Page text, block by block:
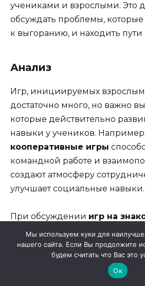
учениками и взрослыми. Это
обсуждать проблемы, которые
к выгоранию, и находить
Анализ
Игр, инициируемых
достаточно много, но важно
которые действительно
навыки у учеников.
кооперативные игры
командной работе и
создают атмосферу
улучшает социальные навыки.
При обсуждении игр на
внимание на их роль в
новых учеников. Такие игры
установить контакт между
снижая уровень стресса.
Мы используем куки для
нашего сайта. Если Вы продолжите
будем считать что Вас это
Ок